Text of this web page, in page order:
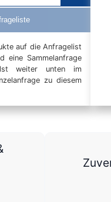
auf die Anfragelist
eine Sammelanfrage
weiter unten im
zu diesem